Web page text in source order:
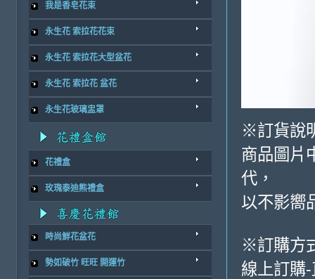
我是香皂花束
永生花 索拉花花束
永生花 索拉花大型盆花
永生花 索拉花 盆花
永生花玻璃盅罩
花禮盒
玫瑰泰迪熊禮盒
時尚鮮花盆花
勢如破竹 旺旺 開運竹
※訂貨說
商品圖片
代，
以不影嚮
※訂購方
線上訂購